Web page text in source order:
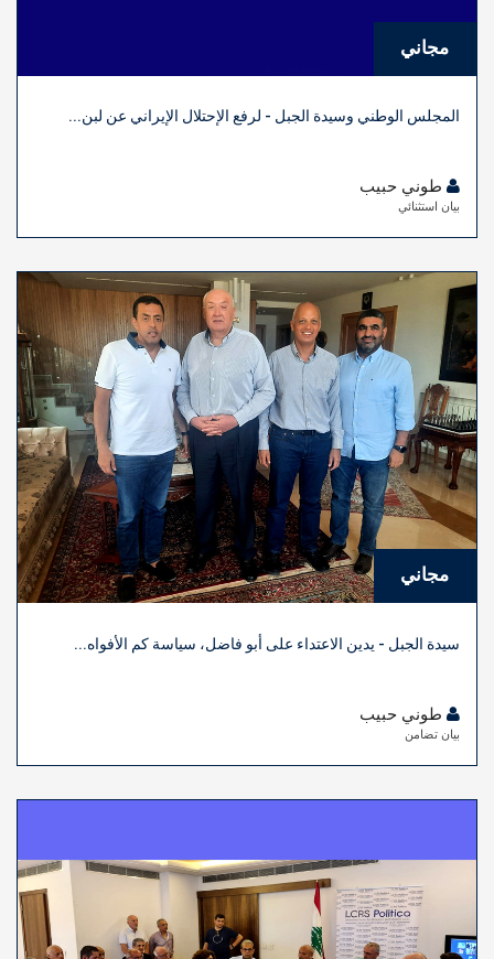
مجاني
المجلس الوطني وسيدة الجبل - لرفع الإحتلال الإيراني عن لبن...
بيان استثنائي
مجاني
سيدة الجبل - يدين الاعتداء على أبو فاضل، سياسة كم الأفواه...
بيان تضامن